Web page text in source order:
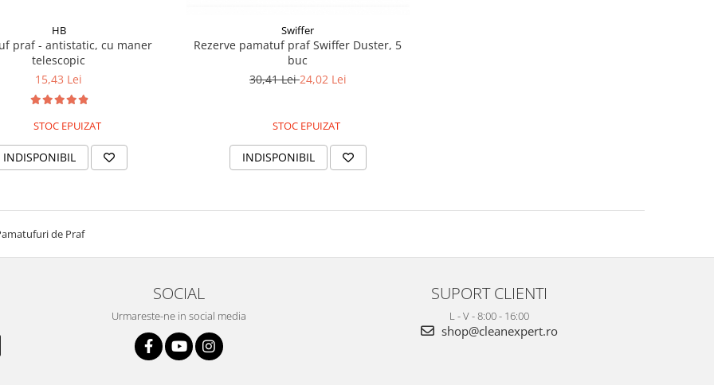
HB
praf - antistatic, cu maner
telescopic
15,43 Lei
STOC EPUIZAT
INDISPONIBIL
Swiffer
Rezerve pamatuf praf Swiffer Duster, 5
buc
30,41 Lei24,02 Lei
STOC EPUIZAT
INDISPONIBIL
de Praf
SOCIAL
Urmareste-ne in social media
SUPORT CLIENTI
L - V - 8:00 - 16:00
shop@cleanexpert.ro